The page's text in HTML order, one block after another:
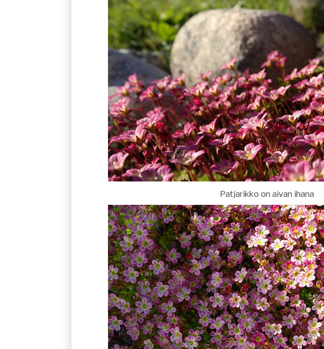
Patjarikko on aivan ihana